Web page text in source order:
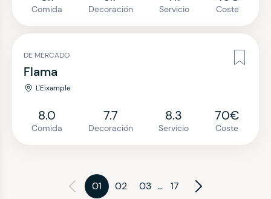
Comida Decoración Servicio Coste
DE MERCADO
Flama
L'Eixample
8.0
Comida
7.7
Decoración
8.3
Servicio
70€
Coste
01 02 03 ... 17